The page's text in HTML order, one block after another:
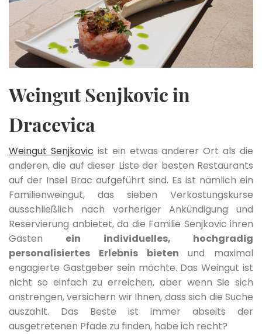
Weingut Senjkovic in
Dracevica
Weingut Senjkovic ist ein etwas anderer Ort als die
anderen, die auf dieser Liste der besten Restaurants
auf der Insel Brac aufgeführt sind. Es ist nämlich ein
Familienweingut, das sieben Verkostungskurse
ausschließlich nach vorheriger Ankündigung und
Reservierung anbietet, da die Familie Senjkovic ihren
Gästen ein individuelles, hochgradig
personalisiertes Erlebnis bieten und maximal
engagierte Gastgeber sein möchte. Das Weingut ist
nicht so einfach zu erreichen, aber wenn Sie sich
anstrengen, versichern wir Ihnen, dass sich die Suche
auszahlt. Das Beste ist immer abseits der
ausgetretenen Pfade zu finden, habe ich recht?